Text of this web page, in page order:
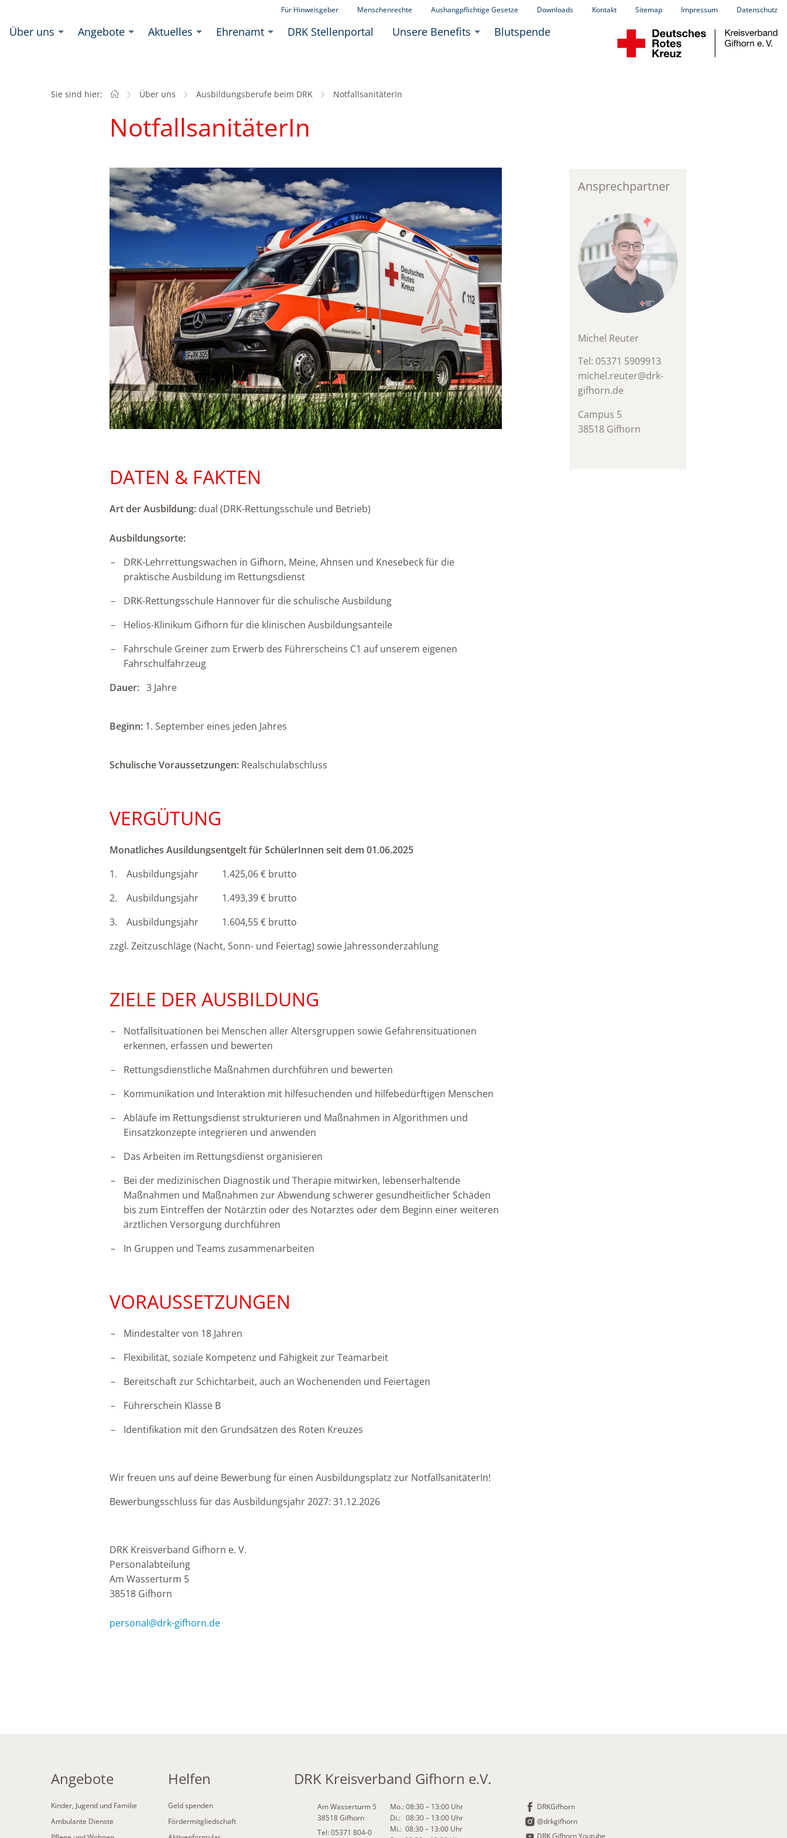
Für Hinweisgeber Menschenrechte Aushangpflichtige Gesetze Downloads Kontakt Sitemap Impressum Datenschutz
Über uns Angebote Aktuelles Ehrenamt DRK Stellenportal Unsere Benefits Blutspende
Sie sind hier: StartseiteÜber uns Ausbildungsberufe beim DRK Aktuell:
NotfallsanitäterIn
NotfallsanitäterIn
DATEN & FAKTEN
Art der Ausbildung: dual (DRK-Rettungsschule und Betrieb)
Ausbildungsorte:
DRK-Lehrrettungswachen in Gifhorn, Meine, Ahnsen und Knesebeck für die
praktische Ausbildung im Rettungsdienst
DRK-Rettungsschule Hannover für die schulische Ausbildung
Helios-Klinikum Gifhorn für die klinischen Ausbildungsanteile
Fahrschule Greiner zum Erwerb des Führerscheins C1 auf unserem eigenen
Fahrschulfahrzeug
Dauer: 3 Jahre
Beginn: 1. September eines jeden Jahres
Schulische Voraussetzungen: Realschulabschluss
VERGÜTUNG
Monatliches Ausildungsentgelt für SchülerInnen seit dem 01.06.2025
1. Ausbildungsjahr 1.425,06 € brutto
2. Ausbildungsjahr 1.493,39 € brutto
3. Ausbildungsjahr 1.604,55 € brutto
zzgl. Zeitzuschläge (Nacht, Sonn- und Feiertag) sowie Jahressonderzahlung
ZIELE DER AUSBILDUNG
Notfallsituationen bei Menschen aller Altersgruppen sowie Gefahrensituationen
erkennen, erfassen und bewerten
Rettungsdienstliche Maßnahmen durchführen und bewerten
Kommunikation und Interaktion mit hilfesuchenden und hilfebedürftigen Menschen
Abläufe im Rettungsdienst strukturieren und Maßnahmen in Algorithmen und
Einsatzkonzepte integrieren und anwenden
Das Arbeiten im Rettungsdienst organisieren
Bei der medizinischen Diagnostik und Therapie mitwirken, lebenserhaltende
Maßnahmen und Maßnahmen zur Abwendung schwerer gesundheitlicher Schäden
bis zum Eintreffen der Notärztin oder des Notarztes oder dem Beginn einer weiteren
ärztlichen Versorgung durchführen
In Gruppen und Teams zusammenarbeiten
VORAUSSETZUNGEN
Mindestalter von 18 Jahren
Flexibilität, soziale Kompetenz und Fähigkeit zur Teamarbeit
Bereitschaft zur Schichtarbeit, auch an Wochenenden und Feiertagen
Führerschein Klasse B
Identifikation mit den Grundsätzen des Roten Kreuzes
Wir freuen uns auf deine Bewerbung für einen Ausbildungsplatz zur NotfallsanitäterIn!
Bewerbungsschluss für das Ausbildungsjahr 2027: 31.12.2026
DRK Kreisverband Gifhorn e. V.
Personalabteilung
Am Wasserturm 5
38518 Gifhorn
personal@drk-gifhorn.de
Ansprechpartner
Michel Reuter
Tel: 05371 5909913
michel.reuter@drk-
gifhorn.de
Campus 5
38518 Gifhorn
Angebote
Kinder, Jugend und Familie
Ambulante Dienste
Helfen
Geld spenden
Fördermitgliedschaft
DRK Kreisverband Gifhorn e.V.
Am Wasserturm 5
38518 Gifhorn
Tel: 05371 804-0
Mo.: 08:30 – 13:00 Uhr
Di.: 08:30 – 13:00 Uhr
Mi.: 08:30 – 13:00 Uhr
DRKGifhorn
@drkgifhorn